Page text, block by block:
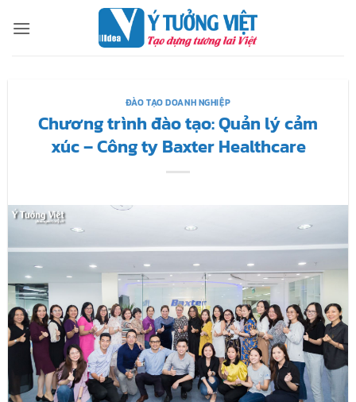
qua
ĐÀO TẠO DOANH NGHIỆP
Chương trình đào tạo: Quản lý cảm
xúc – Công ty Baxter Healthcare